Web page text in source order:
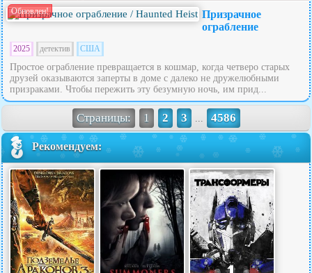
Обновлен!
Призрачное
ограбление
2025 детектив США
Простое ограбление превращается в кошмар, когда четверо старых
друзей оказываются заперты в доме с далеко не дружелюбными
призраками. Чтобы пережить эту безумную ночь, им прид...
Страницы: 1 2 3 ... 4586
Рекомендуем: